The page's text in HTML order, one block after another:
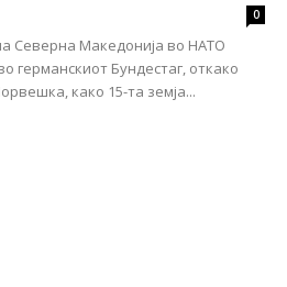
0
Северна Македонија во НАТО
германскиот Бундестаг, откако
како 15-та земја...